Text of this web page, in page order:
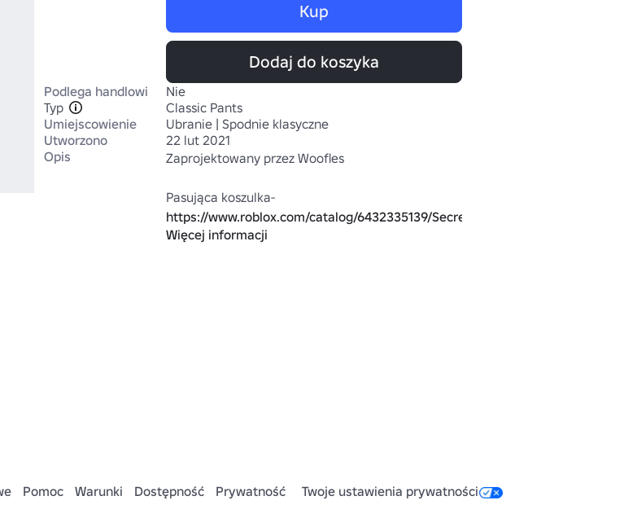
Kup
Dodaj do koszyka
Podlega handlowi
Nie
Typ
Classic Pants
Umiejscowienie
Ubranie | Spodnie klasyczne
Utworzono
22 lut 2021
Opis
Zaprojektowany przez Woofles
https://www.roblox.com/catalog/6432335139/Secret-
Agent-Tuxedo-Suit-Top
Więcej informacji
Pomoc Warunki Dostępność Prywatność Twoje ustawienia prywatności